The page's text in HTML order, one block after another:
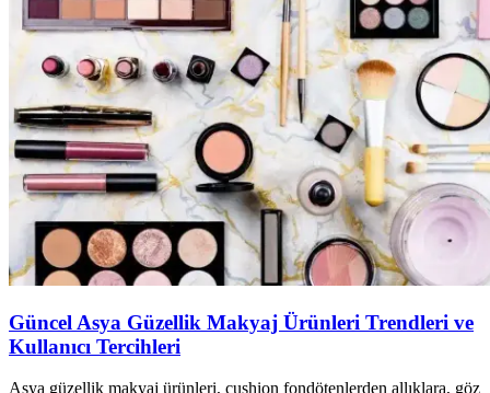
Güncel Asya Güzellik Makyaj Ürünleri Trendleri ve
Kullanıcı Tercihleri
Asya güzellik makyaj ürünleri, cushion fondötenlerden allıklara, göz